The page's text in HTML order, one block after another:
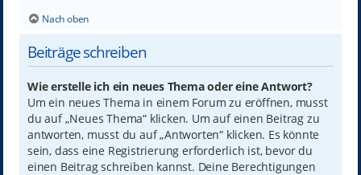
Nach oben
Beiträge schreiben
Wie erstelle ich ein neues Thema oder eine Antwort?
Um ein neues Thema in einem Forum zu eröffnen, musst
du auf „Neues Thema“ klicken. Um auf einen Beitrag zu
antworten, musst du auf „Antworten“ klicken. Es könnte
sein, dass eine Registrierung erforderlich ist, bevor du
einen Beitrag schreiben kannst. Deine Berechtigungen